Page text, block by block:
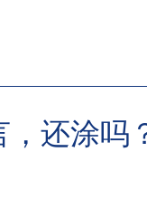
，还涂吗